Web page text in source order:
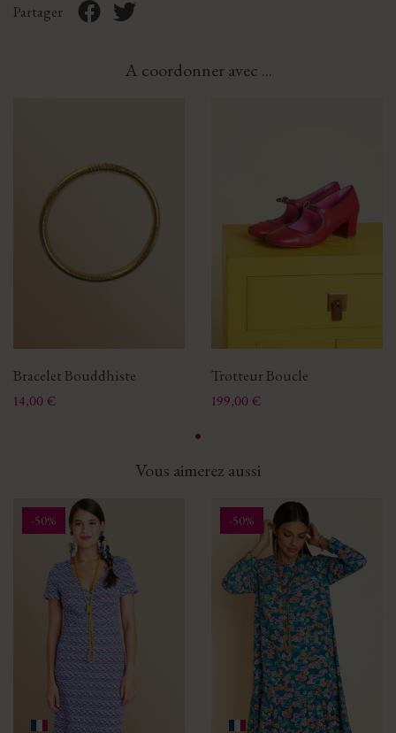
Partager
A coordonner avec ...
Bracelet Bouddhiste
Prix
14,00 €
Trotteur Boucle
Prix
199,00 €
Vous aimerez aussi
-50% -50%